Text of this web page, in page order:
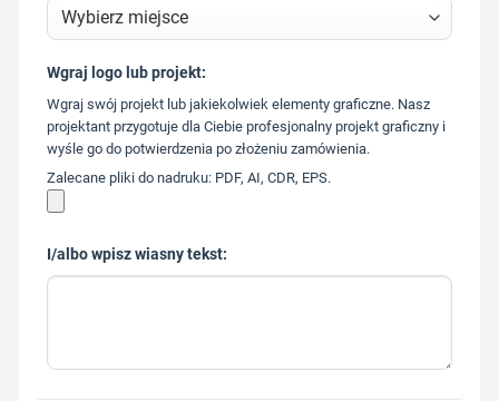
573 568
217
Wgraj logo lub projekt:
Wgraj swój projekt lub jakiekolwiek elementy graficzne. Nasz
projektant przygotuje dla Ciebie profesjonalny projekt graficzny i
wyśle go do potwierdzenia po złożeniu zamówienia.
Zalecane pliki do nadruku: PDF, AI, CDR, EPS.
I/albo wpisz wiasny tekst: